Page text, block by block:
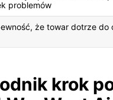
problemów
że towar dotrze do
krok